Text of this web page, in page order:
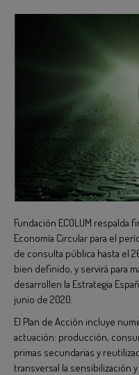
Fundación ECOLUM
Economía Circular para el
de consulta pública hasta el
bien definido, y servirá para
desarrollen la Estrategia
junio de 2020.
El Plan de Acción incluye
actuación: producción,
primas secundarias y
transversal la sensibilización